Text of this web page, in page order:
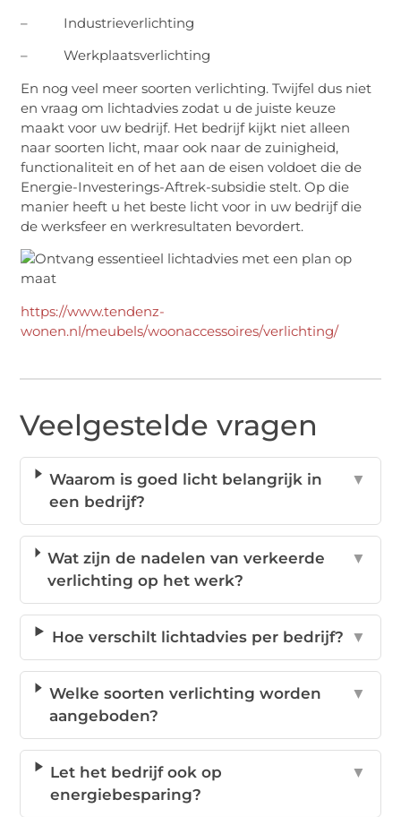
– Industrieverlichting
– Werkplaatsverlichting
En nog veel meer soorten verlichting. Twijfel dus niet
en vraag om lichtadvies zodat u de juiste keuze
maakt voor uw bedrijf. Het bedrijf kijkt niet alleen
naar soorten licht, maar ook naar de zuinigheid,
functionaliteit en of het aan de eisen voldoet die de
Energie-Investerings-Aftrek-subsidie stelt. Op die
manier heeft u het beste licht voor in uw bedrijf die
de werksfeer en werkresultaten bevordert.
https://www.tendenz-
wonen.nl/meubels/woonaccessoires/verlichting/
Veelgestelde vragen
Waarom is goed licht belangrijk in
een bedrijf?
▼
Wat zijn de nadelen van verkeerde
verlichting op het werk?
▼
Hoe verschilt lichtadvies per bedrijf? ▼
Welke soorten verlichting worden
aangeboden?
▼
Let het bedrijf ook op
energiebesparing?
▼